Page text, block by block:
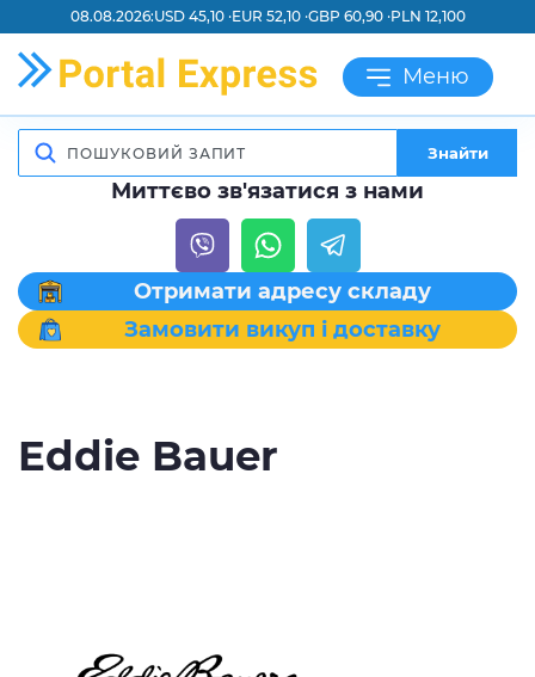
08.08.2026:USD 45,10 ·EUR 52,10 ·GBP 60,90 ·PLN 12,100
Меню
Знайти
Миттєво зв'язатися з нами
Отримати адресу складу
Замовити викуп і доставку
Eddie Bauer